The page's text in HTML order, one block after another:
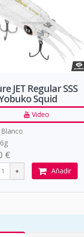
JET Regular SSS
Squid
Video
€
Añadir